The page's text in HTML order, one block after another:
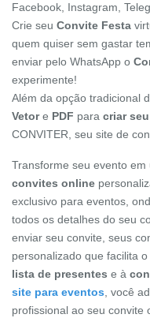
Facebook, Instagram,
Crie seu Convite Festa
quem quiser sem gastar
enviar pelo WhatsApp o
experimente!
Além da opção tradicional
Vetore PDF para criar
CONVITER, seu site de
Transforme seu evento
convites online
exclusivo para eventos,
todos os detalhes do seu
enviar seu convite, seus
personalizado que facilita
lista de presentes e à
site para eventos , você
profissional ao seu convite